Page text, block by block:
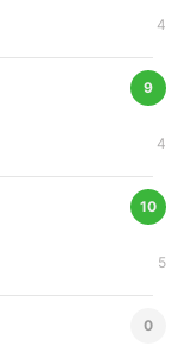
4
9
4
10
5
0